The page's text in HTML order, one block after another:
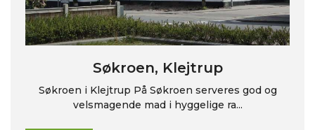
Søkroen, Klejtrup
Søkroen i Klejtrup På Søkroen serveres god og
velsmagende mad i hyggelige ra...